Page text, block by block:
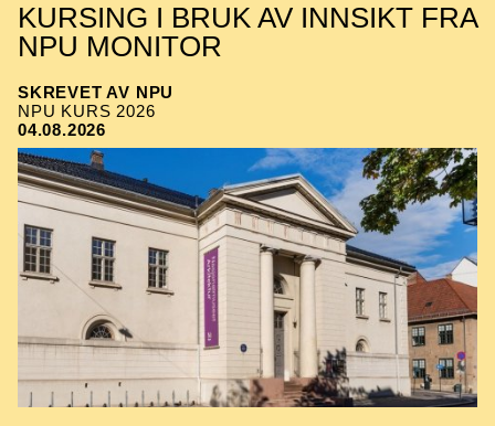
KURSING I BRUK AV INNSIKT FRA
NPU MONITOR
SKREVET AV NPU
NPU KURS 2026
04.08.2026